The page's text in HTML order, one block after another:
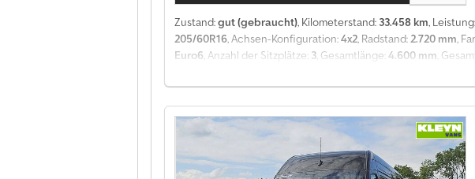
Zustand:gut (gebraucht), Kilometerstand: 33.458 km, Leistung:
205/60R16, Achsen-Konfiguration:4x2, Radstand:2.720 mm,
Euro6, Anzahl der Sitzplätze: 3, Gesamtlänge:4.600 mm,
Navigationssystem, Tempomat, Traktionskontrolle,
Weitere Optionen und Zubehör = Dcodpfozti I Ijx Aatek -
Spurhalteassistent - Standard - Stoff - Toter-Winkel-Sensor -
kg, Bruttogewicht: 2021 kg, Anhängelast, ungebremst: 730
Einzelkabine, Tempomat, Klimaanlage, Anzahl Airbags: 6,
Trennwand, Radio/Kassette, Carplay, GPS-Navigation, Farbe: